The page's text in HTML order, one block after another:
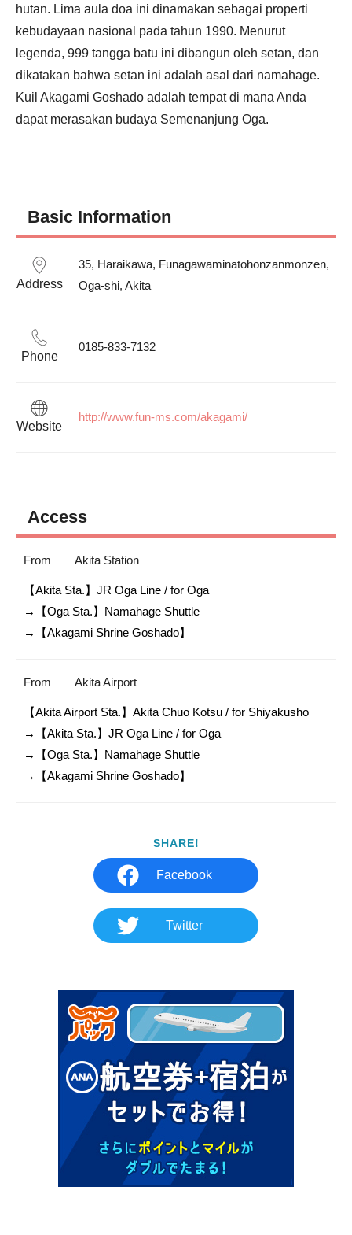
hutan. Lima aula doa ini dinamakan sebagai properti
kebudayaan nasional pada tahun 1990. Menurut
legenda, 999 tangga batu ini dibangun oleh setan, dan
dikatakan bahwa setan ini adalah asal dari namahage.
Kuil Akagami Goshado adalah tempat di mana Anda
dapat merasakan budaya Semenanjung Oga.
Basic Information
Address
35, Haraikawa, Funagawaminatohonzanmonzen,
Phone
0185-833-7132
Website
http://www.fun-ms.com/akagami/
Access
From Akita Station
【Akita Sta.】JR Oga Line / for Oga
→【Oga Sta.】Namahage Shuttle
From Akita Airport
【Akita Airport Sta.】Akita Chuo Kotsu / for Shiyakusho
→【Akita Sta.】JR Oga Line / for Oga
→【Oga Sta.】Namahage Shuttle
SHARE!
Facebook
Twitter